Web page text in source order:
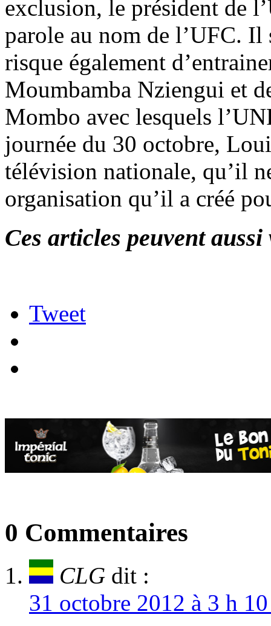
exclusion, le président de
parole au nom de l’UFC. Il
risque également
Moumbamba Nziengui et
Mombo avec lesquels
journée du 30 octobre,
télévision nationale, qu’il
organisation qu’il a créé
Ces articles peuvent
Tweet
0 Commentaires
CLG dit :
31 octobre 2012 à 3 h